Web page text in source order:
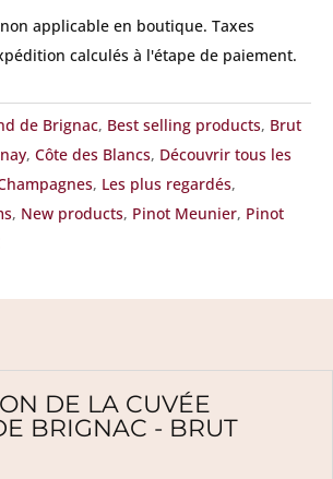
applicable en boutique. Taxes
calculés à l'étape de paiement.
de Brignac, Best selling products, Brut
, Côte des Blancs, Découvrir tous les
, Les plus regardés,
, New products, Pinot Meunier, Pinot
DE LA CUVÉE
BRIGNAC - BRUT